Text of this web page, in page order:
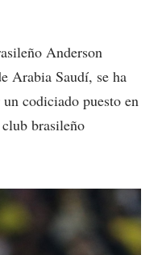
Anderson
Arabia Saudí, se ha
codiciado puesto en
brasileño